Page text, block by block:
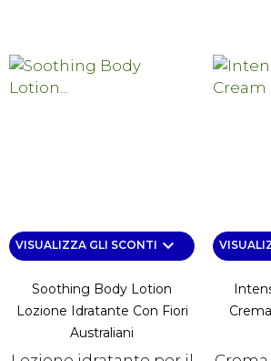
VISUALIZZA GLI SCONTI keyboard_arrow_down
Soothing Body Lotion
Lozione Idratante Con Fiori
Australiani